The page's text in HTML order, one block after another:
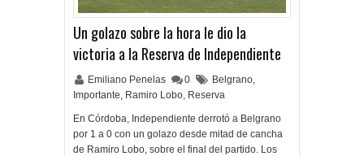
Un golazo sobre la hora le dio la
victoria a la Reserva de Independiente
Emiliano Penelas 0 Belgrano,
Importante, Ramiro Lobo, Reserva
En Córdoba, Independiente derrotó a Belgrano
por 1 a 0 con un golazo desde mitad de cancha
de Ramiro Lobo, sobre el final del partido. Los